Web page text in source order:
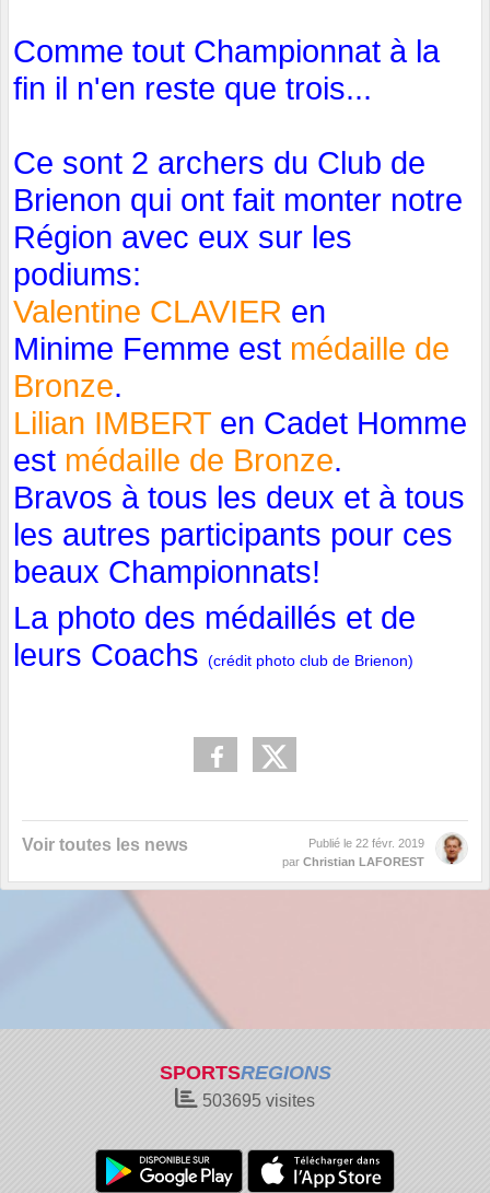
Comme tout Championnat à la
fin il n'en reste que trois...
Ce sont 2 archers du Club de
Brienon qui ont fait monter notre
Région avec eux sur les
podiums:
Valentine CLAVIER en
Minime Femme est médaille de
Bronze.
Lilian IMBERT en Cadet Homme
est médaille de Bronze.
Bravos à tous les deux et à tous
les autres participants pour ces
beaux Championnats!
La photo des médaillés et de
leurs Coachs (crédit photo club de Brienon)
Voir toutes les news Publié le 22 févr. 2019
par Christian LAFOREST
SPORTSREGIONS
503695 visites